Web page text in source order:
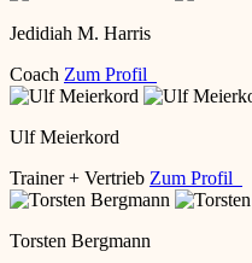
Jedidiah M. Harris
Coach Zum Profil
Ulf Meierkord
Trainer + Vertrieb Zum Profil
Torsten Bergmann